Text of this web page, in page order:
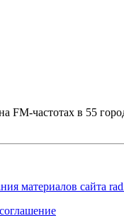
FM-частотах в 55
материалов сайта